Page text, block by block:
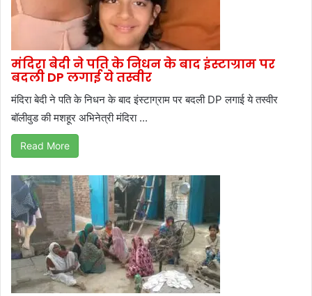
मंदिरा बेदी ने पति के निधन के बाद इंस्टाग्राम पर
बदली DP लगाई ये तस्वीर
मंदिरा बेदी ने पति के निधन के बाद इंस्टाग्राम पर बदली DP लगाई ये तस्वीर
बॉलीवुड की मशहूर अभिनेत्री मंदिरा ...
Read More